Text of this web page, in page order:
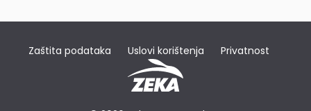
Zaštita podataka Uslovi korištenja Privatnost